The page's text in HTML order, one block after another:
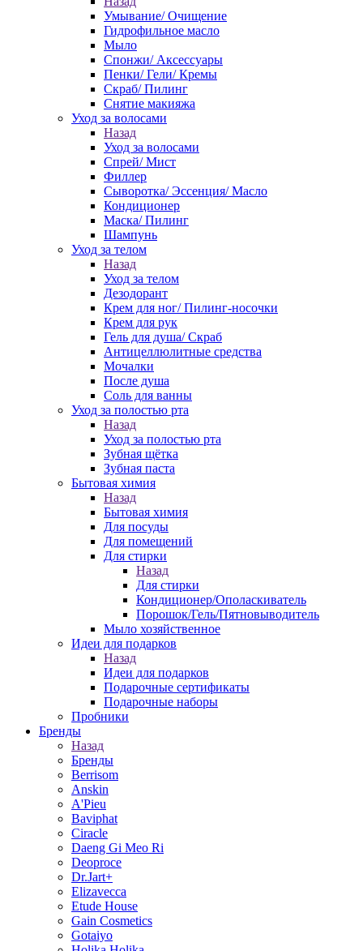
Умывание/ Очищение
Гидрофильное масло
Мыло
Спонжи/ Аксессуары
Пенки/ Гели/ Кремы
Скраб/ Пилинг
Снятие макияжа
Уход за волосами
Назад
Уход за волосами
Спрей/ Мист
Филлер
Сыворотка/ Эссенция/ Масло
Кондиционер
Маска/ Пилинг
Шампунь
Уход за телом
Назад
Уход за телом
Дезодорант
Крем для ног/ Пилинг-носочки
Крем для рук
Гель для душа/ Скраб
Антицеллюлитные средства
Мочалки
После душа
Соль для ванны
Уход за полостью рта
Назад
Уход за полостью рта
Зубная щётка
Зубная паста
Бытовая химия
Назад
Бытовая химия
Для посуды
Для помещений
Для стирки
Назад
Для стирки
Кондиционер/Ополаскиватель
Порошок/Гель/Пятновыводитель
Мыло хозяйственное
Идеи для подарков
Назад
Идеи для подарков
Подарочные сертификаты
Подарочные наборы
Пробники
Бренды
Назад
Бренды
Berrisom
Anskin
A'Pieu
Baviphat
Ciracle
Daeng Gi Meo Ri
Deoproce
Dr.Jart+
Elizavecca
Etude House
Gain Cosmetics
Gotaiyo